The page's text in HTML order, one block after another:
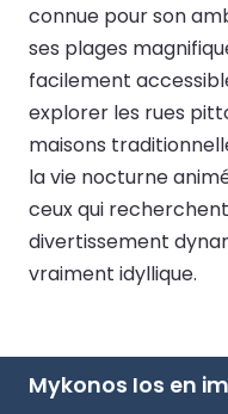
connue pour son
ses plages
facilement
explorer les rues
maisons
la vie nocturne
ceux qui
divertissement
vraiment idyllique.
Mykonos Ios en